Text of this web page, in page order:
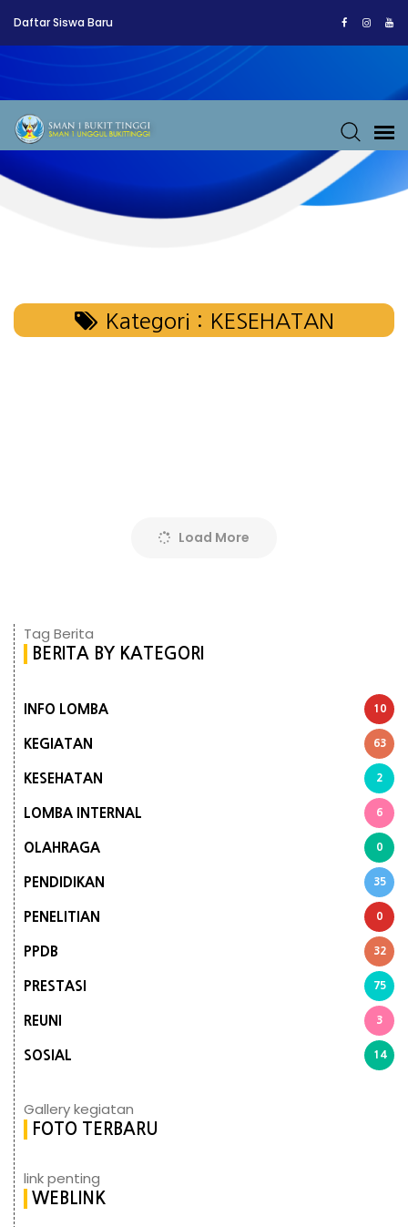
Daftar Siswa Baru
Kategori : KESEHATAN
Load More
Tag Berita
BERITA BY KATEGORI
INFO LOMBA 10
KEGIATAN 63
KESEHATAN 2
LOMBA INTERNAL 6
OLAHRAGA 0
PENDIDIKAN 35
PENELITIAN 0
PPDB 32
PRESTASI 75
REUNI 3
SOSIAL 14
Gallery kegiatan
FOTO TERBARU
link penting
WEBLINK